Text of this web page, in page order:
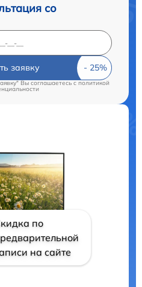
со
заявку
Вы соглашаетесь cполитикой
по
на сайте